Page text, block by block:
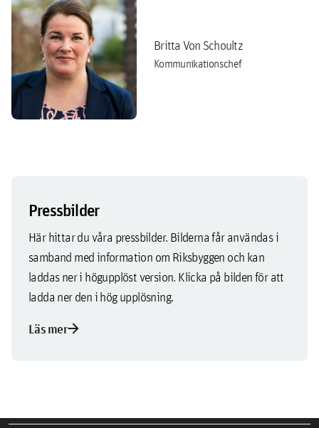
Britta Von Schoultz
Kommunikationschef
Pressbilder
Här hittar du våra pressbilder. Bilderna får användas i
samband med information om Riksbyggen och kan
laddas ner i högupplöst version. Klicka på bilden för att
ladda ner den i hög upplösning.
Läs merarrow_forward